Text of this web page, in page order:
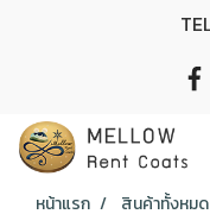
หน้าแรก สินค้าทั้งหมด